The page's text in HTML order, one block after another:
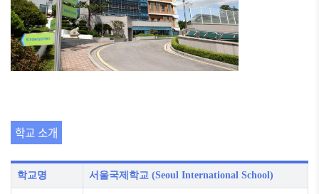
학교 소개
학교명 서울국제학교 (Seoul International School)